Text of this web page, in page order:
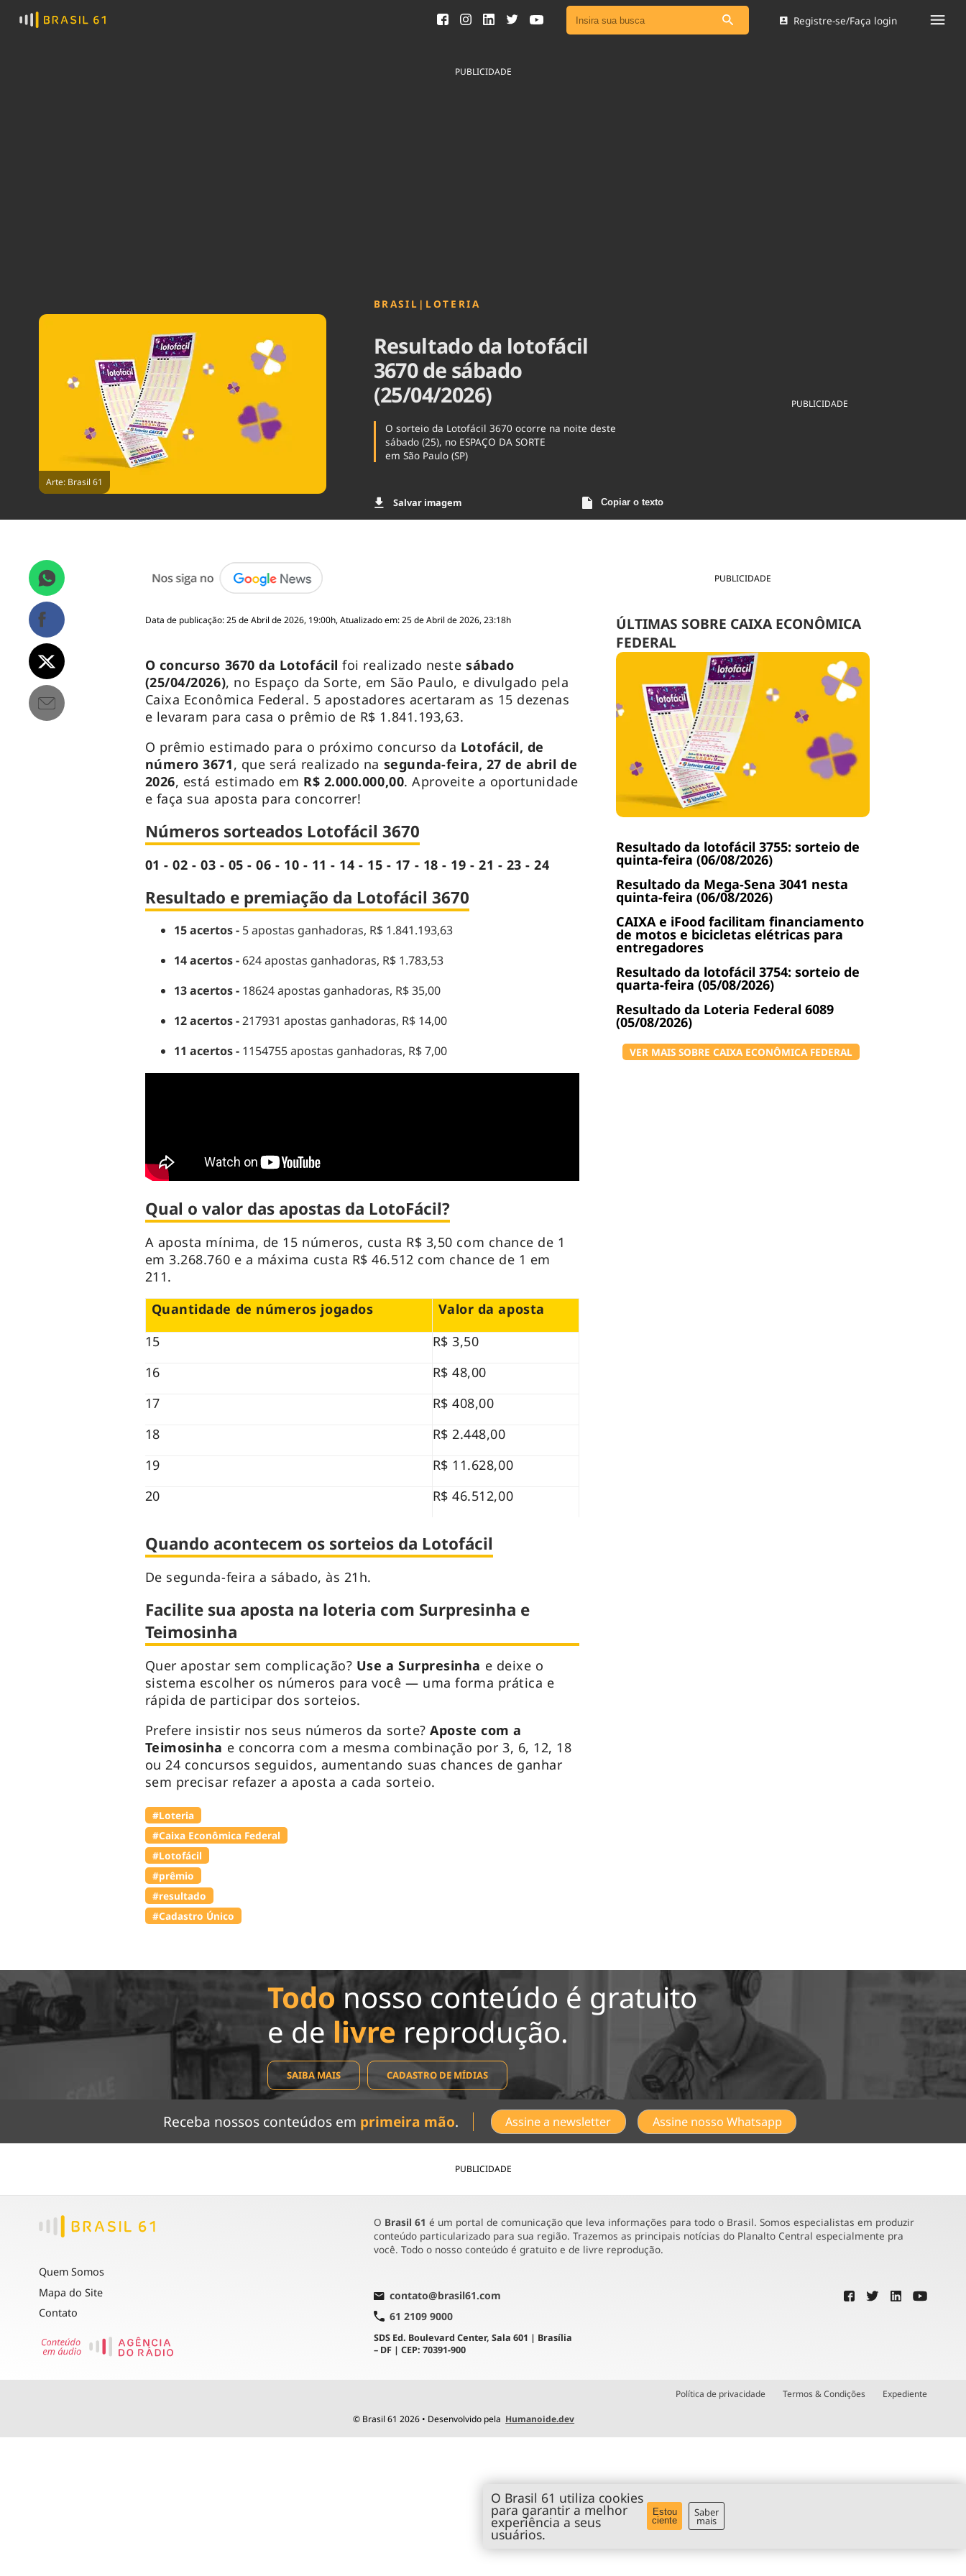
Ver todas as notícias
Registre-se/Faça login
PUBLICIDADE
Arte: Brasil 61
BRASIL | LOTERIA
Resultado da lotofácil
3670 de sábado
(25/04/2026)
O sorteio da Lotofácil 3670 ocorre na noite deste
sábado (25), no ESPAÇO DA SORTE
em São Paulo (SP)
Salvar imagem Copiar o texto
PUBLICIDADE
PUBLICIDADE
ÚLTIMAS SOBRE CAIXA ECONÔMICA
FEDERAL
Resultado da lotofácil 3755: sorteio de
quinta-feira (06/08/2026)
Resultado da Mega-Sena 3041 nesta
quinta-feira (06/08/2026)
CAIXA e iFood facilitam financiamento
de motos e bicicletas elétricas para
entregadores
Resultado da lotofácil 3754: sorteio de
quarta-feira (05/08/2026)
Resultado da Loteria Federal 6089
(05/08/2026)
VER MAIS SOBRE CAIXA ECONÔMICA FEDERAL
Data de publicação: 25 de Abril de 2026, 19:00h, Atualizado em: 25 de Abril de 2026, 23:18h
O concurso 3670 da Lotofácil foi realizado nestesábado
(25/04/2026), no Espaço da Sorte, em São Paulo, e divulgado pela
Caixa Econômica Federal. 5 apostadores acertaram as 15 dezenas
e levaram para casa o prêmio de R$ 1.841.193,63.
O prêmio estimado para o próximo concurso da Lotofácil, de
número 3671, que será realizado na segunda-feira, 27 de abril de
2026, está estimado em R$ 2.000.000,00. Aproveite a oportunidade
e faça sua aposta para concorrer!
Números sorteados Lotofácil 3670
01 - 02 - 03 - 05 - 06 - 10 - 11 - 14 - 15 - 17 - 18 - 19 - 21 - 23 - 24
Resultado e premiação da Lotofácil 3670
15 acertos - 5 apostas ganhadoras, R$ 1.841.193,63
14 acertos -624 apostas ganhadoras, R$ 1.783,53
13 acertos -18624 apostas ganhadoras, R$ 35,00
12 acertos -217931 apostas ganhadoras, R$ 14,00
11 acertos -1154755 apostas ganhadoras, R$ 7,00
Qual o valor das apostas da LotoFácil?
A aposta mínima, de 15 números, custa R$ 3,50 com chance de 1
em 3.268.760 e a máxima custa R$ 46.512 com chance de 1 em
211.
Quantidade de números jogados
Valor da aposta
15
R$ 3,50
16
R$ 48,00
17
R$ 408,00
18
R$ 2.448,00
19
R$ 11.628,00
20
R$ 46.512,00
Quando acontecem os sorteios da Lotofácil
De segunda-feira a sábado, às 21h.
Facilite sua aposta na loteria com Surpresinha e
Teimosinha
Quer apostar sem complicação? Use a Surpresinha e deixe o
sistema escolher os números para você — uma forma prática e
rápida de participar dos sorteios.
Prefere insistir nos seus números da sorte? Aposte com a
Teimosinha e concorra com a mesma combinação por 3, 6, 12, 18
ou 24 concursos seguidos, aumentando suas chances de ganhar
sem precisar refazer a aposta a cada sorteio.
#Loteria
#Caixa Econômica Federal
#Lotofácil
#prêmio
#resultado
#Cadastro Único
Todonosso conteúdo é gratuito
e de livre reprodução.
SAIBA MAIS CADASTRO DE MÍDIAS
Receba nossos conteúdos em primeira mão. Assine a newsletter Assine nosso Whatsapp
PUBLICIDADE
Quem Somos
Mapa do Site
Contato
O Brasil 61 é um portal de comunicação que leva informações para todo o Brasil. Somos especialistas em produzir
conteúdo particularizado para sua região. Trazemos as principais notícias do Planalto Central especialmente pra
você. Todo o nosso conteúdo é gratuito e de livre reprodução.
contato@brasil61.com
61 2109 9000
SDS Ed. Boulevard Center, Sala 601 | Brasília
– DF | CEP: 70391-900
Política de privacidade Termos & Condições Expediente
© Brasil 61 2026 • Desenvolvido pela Humanoide.dev
O Brasil 61 utiliza cookies
para garantir a melhor
experiência a seus
usuários.
Estou
ciente
Saber
mais